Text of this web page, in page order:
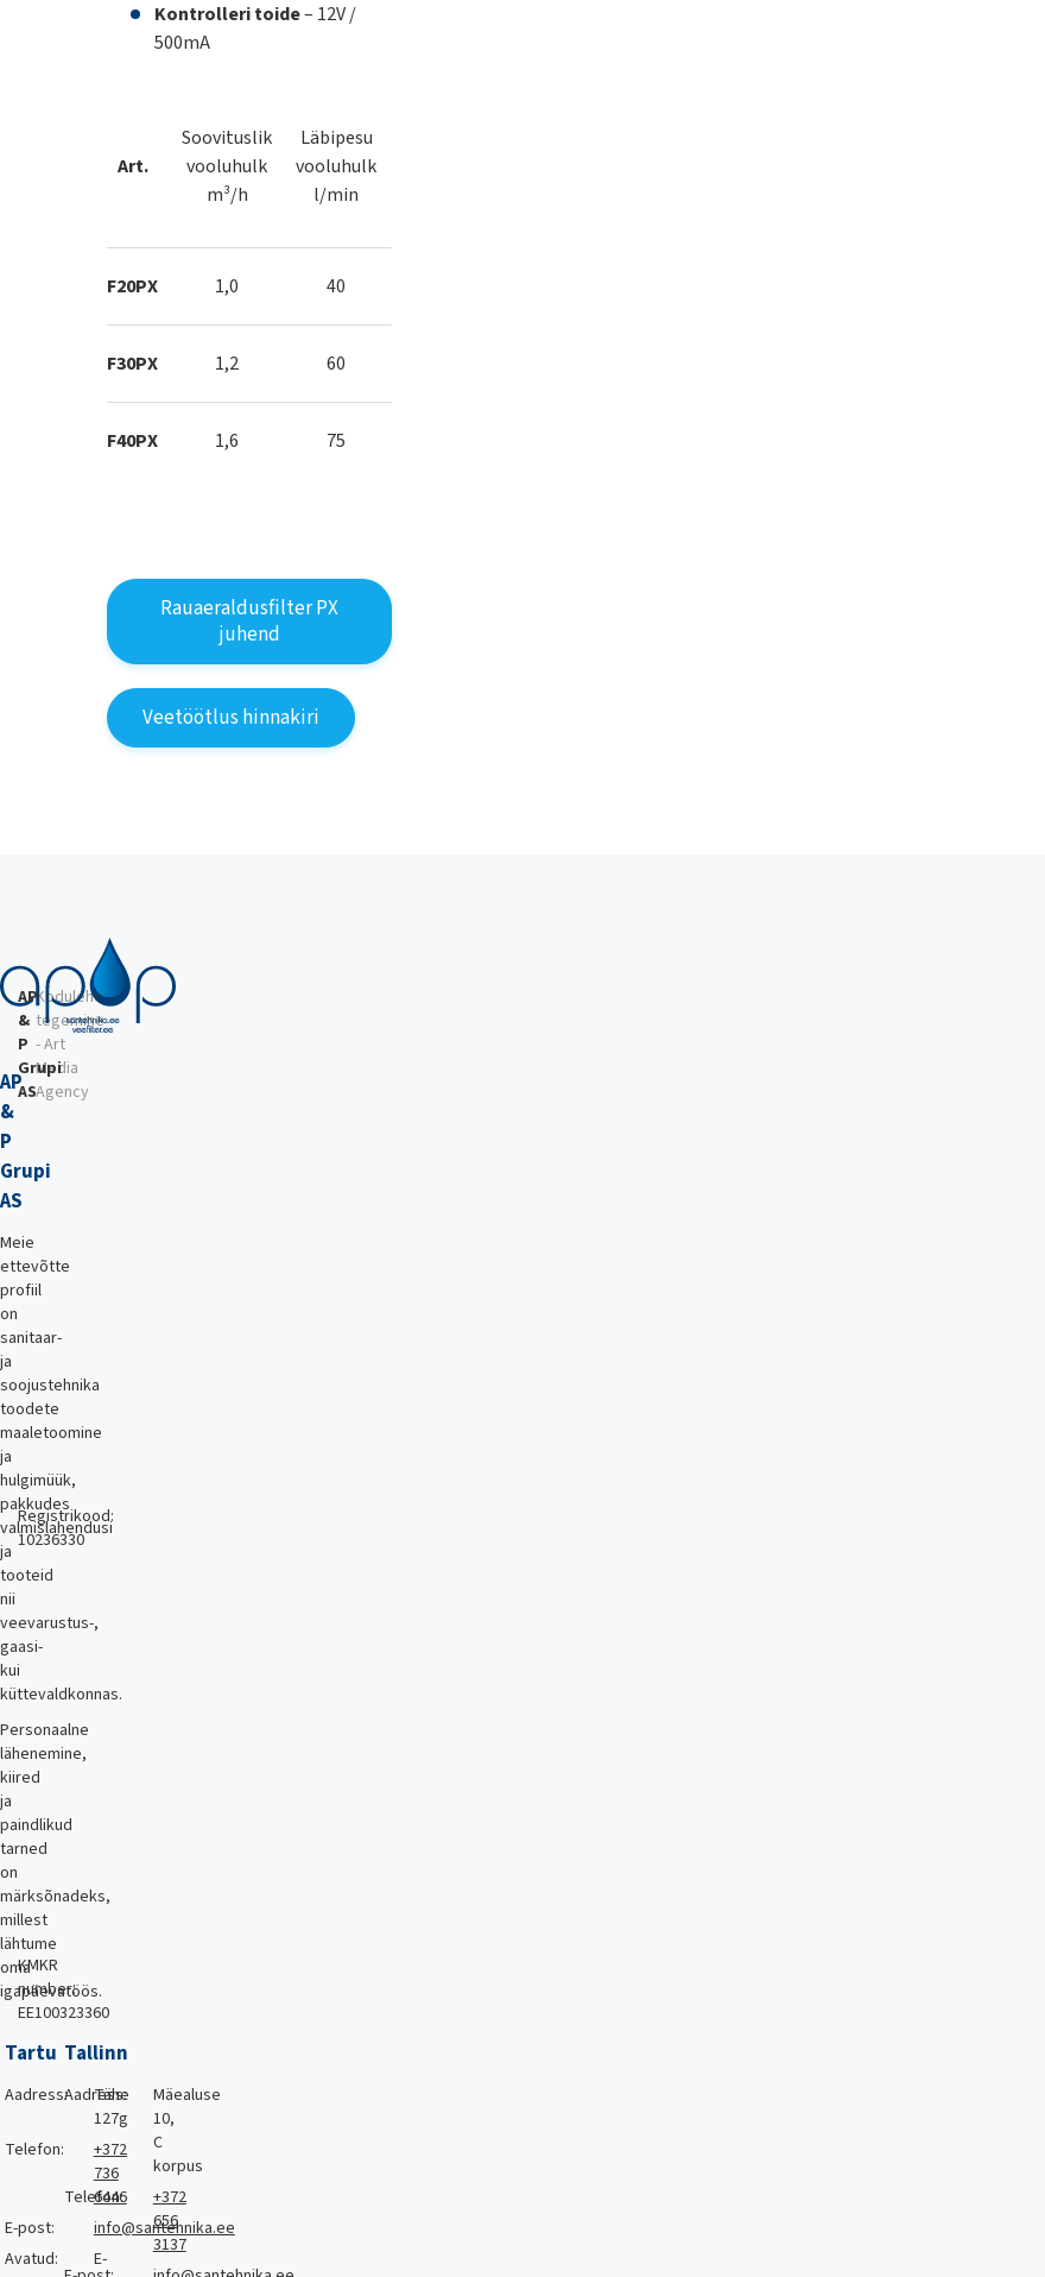
Kontrolleri toide– 12V /
500mA
Art.
Soovituslik
vooluhulk
m³/h
Läbipesu
vooluhulk
l/min
F20PX 1,0 40
F30PX 1,2 60
F40PX 1,6 75
Rauaeraldusfilter PX
juhend
Veetöötlus hinnakiri
AP
&
P
Grupi
AS
Meie
ettevõtte
profiil
on
sanitaar-
ja
soojustehnika
toodete
maaletoomine
ja
hulgimüük,
pakkudes
valmislahendusi
ja
tooteid
nii
veevarustus-,
gaasi-
kui
küttevaldkonnas.
Personaalne
lähenemine,
kiired
ja
paindlikud
tarned
on
märksõnadeks,
millest
lähtume
oma
igapäevatöös.
Tartu
Aadress:
Tähe
127g
Telefon:
+372
736
6446
E-post:
info@santehnika.ee
Avatud:
E-
Tallinn
Aadress:
Mäealuse
10,
C
korpus
Telefon:
+372
656
3137
AP
&
P
Grupi
AS
Registrikood:
10236330
KMKR
number:
EE100323360
Kodulehe
tegemine
- Art
Media
Agency